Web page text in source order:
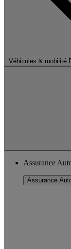
Véhicules & mobilité
Assurance
Assurance